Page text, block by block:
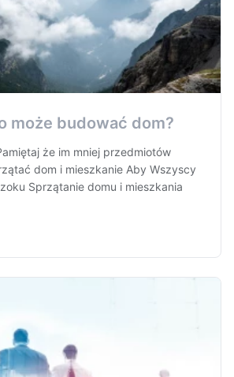
może budować dom?
że im mniej przedmiotów
dom i mieszkanie Aby Wszyscy
Sprzątanie domu i mieszkania